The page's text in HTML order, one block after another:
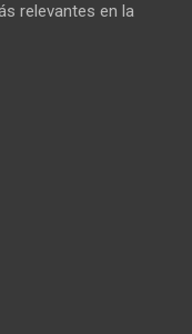
relevantes en la